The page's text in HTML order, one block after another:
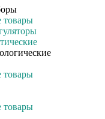
товары
товары
товары